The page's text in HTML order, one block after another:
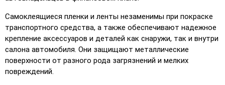
Самоклеящиеся пленки и ленты незаменимы при покраске
транспортного средства, а также обеспечивают надежное
крепление аксессуаров и деталей как снаружи, так и внутри
салона автомобиля. Они защищают металлические
поверхности от разного рода загрязнений и мелких
повреждений.